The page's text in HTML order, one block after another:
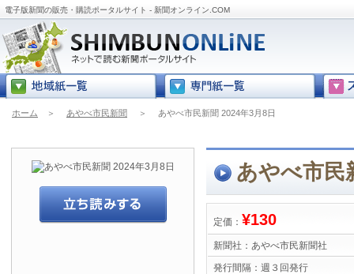
電子版新聞の販売・購読ポータルサイト - 新聞オンライン.COM
ホーム ＞ あやべ市民新聞 ＞ あやべ市民新聞 2024年3月8日
あやべ市民
定価： ¥130
新聞社： あやべ市民新聞社
発行間隔： 週３回発行